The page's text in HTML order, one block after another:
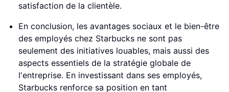
satisfaction de la clientèle.
En conclusion, les avantages sociaux et le bien-être
des employés chez Starbucks ne sont pas
seulement des initiatives louables, mais aussi des
aspects essentiels de la stratégie globale de
l'entreprise. En investissant dans ses employés,
Starbucks renforce sa position en tant